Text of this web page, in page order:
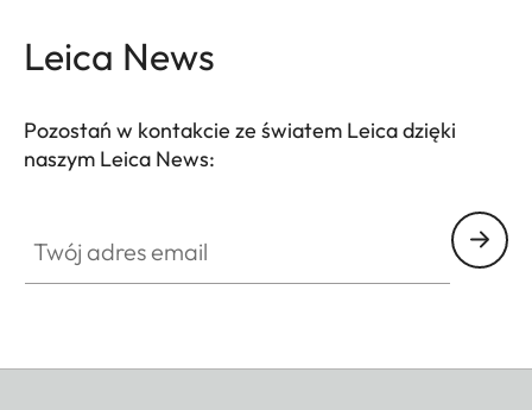
Leica News
Pozostań w kontakcie ze światem Leica dzięki
naszym Leica News: